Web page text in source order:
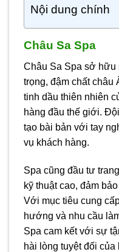
Nội dung chính
Châu Sa Spa
Châu Sa Spa sở hữu
trọng, đậm chất
tinh dầu thiên nhiên
hàng đầu thế giới.
tạo bài bản với tay
vụ khách hàng.
Spa cũng đầu tư
kỹ thuật cao, đảm
Với mục tiêu cung
hướng và nhu cầu
Spa cam kết với sự
hài lòng tuyệt đối của